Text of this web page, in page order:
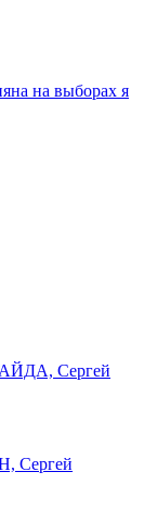
на выборах я
Сергей
Сергей